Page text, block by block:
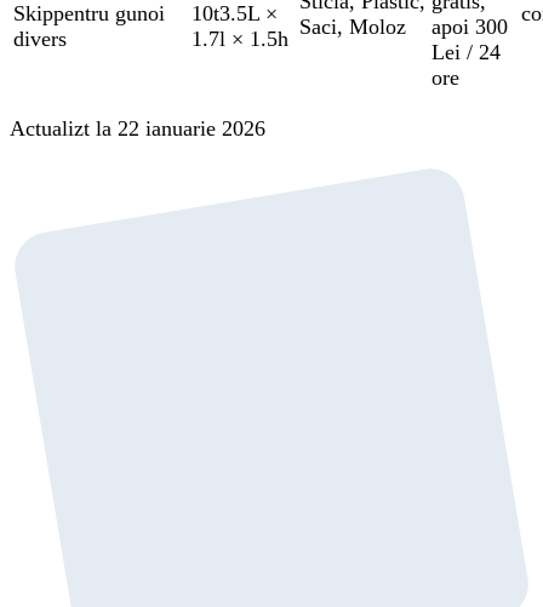
Skippentru gunoi
divers
10t3.5L ×
1.7l × 1.5h Saci, Moloz
apoi 300
Lei / 24
ore
Actualizt la 22 ianuarie 2026